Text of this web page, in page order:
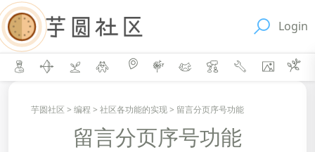
Login
芋圆社区 > 编程 > 社区各功能的实现> 留言分页序号功能
留言分页序号功能